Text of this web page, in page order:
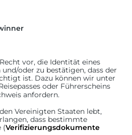
vor, die Identität eines
oder zu bestätigen, dass der
ist. Dazu können wir unter
oder Führerscheins
anfordern.
Vereinigten Staaten lebt,
dass bestimmte
(Verifizierungsdokumente